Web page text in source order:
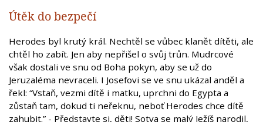
Útěk do bezpečí
Herodes byl krutý král. Nechtěl se vůbec klanět dítěti, ale
chtěl ho zabít. Jen aby nepřišel o svůj trůn. Mudrcové
však dostali ve snu od Boha pokyn, aby se už do
Jeruzaléma nevraceli. I Josefovi se ve snu ukázal anděl a
řekl: “Vstaň, vezmi dítě i matku, uprchni do Egypta a
zůstaň tam, dokud ti neřeknu, neboť Herodes chce dítě
zahubit.” - Představte si, děti! Sotva se malý Ježíš narodil,